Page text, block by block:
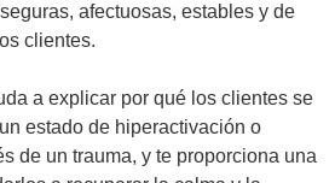
afectuosas, estables y de
clientes.
a explicar por qué los clientes se
estado de hiperactivación o
de un trauma, y te proporciona una